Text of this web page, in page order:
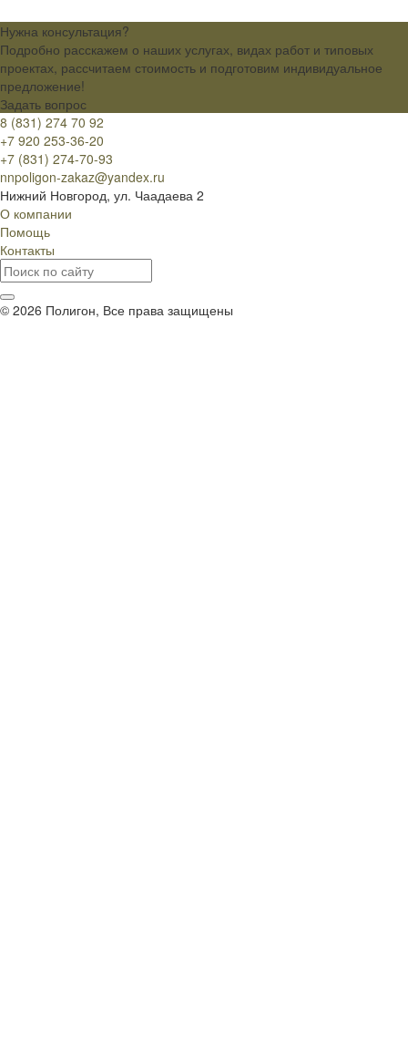
Нужна консультация?
Подробно расскажем о наших услугах, видах работ и типовых
проектах, рассчитаем стоимость и подготовим индивидуальное
предложение!
Задать вопрос
8 (831) 274 70 92
+7 920 253-36-20
+7 (831) 274-70-93
nnpoligon-zakaz@yandex.ru
Нижний Новгород, ул. Чаадаева 2
О компании
Помощь
Контакты
© 2026 Полигон, Все права защищены